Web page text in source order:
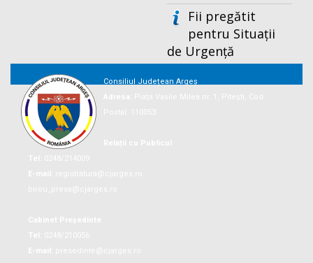
Fii pregătit
pentru Situații
de Urgență
Consiliul Județean Argeș